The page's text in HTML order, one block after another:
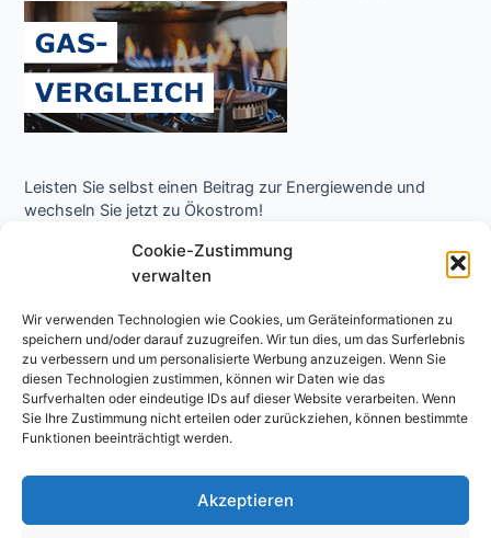
Cookie-Zustimmung
verwalten
Wir verwenden Technologien wie Cookies, um Geräteinformationen zu
speichern und/oder darauf zuzugreifen. Wir tun dies, um das Surferlebnis
zu verbessern und um personalisierte Werbung anzuzeigen. Wenn Sie
diesen Technologien zustimmen, können wir Daten wie das
Surfverhalten oder eindeutige IDs auf dieser Website verarbeiten. Wenn
Sie Ihre Zustimmung nicht erteilen oder zurückziehen, können bestimmte
Funktionen beeinträchtigt werden.
Akzeptieren
Leisten Sie selbst einen Beitrag zur Energiewende und
wechseln Sie jetzt zu Ökostrom!
Copyright © 2026 Niedrigenergie Forum - Energielexikon
Impressum
Datenschutzerklärung